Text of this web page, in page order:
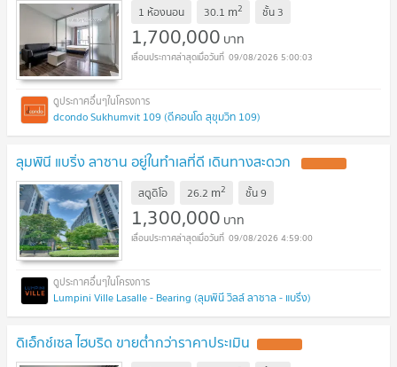
1 ห้องนอน 30.1 m2 ชั้น 3
1,700,000 บาท
09/08/2026 5:00:03
dcondo Sukhumvit 109 (ดีคอนโด สุขุมวิท 109)
ลุมพินี แบริ่ง ลาซาน อยู่ในทำเลที่ดี เดินทางสะดวก
สตูดิโอ 26.2 m2 ชั้น9
1,300,000 บาท
09/08/2026 4:59:00
Lumpini Ville Lasalle - Bearing (ลุมพินี วิลล์ ลาซาล - แบริ่ง)
ดิเอ็กช์เซล ไฮบริด ขายต่ำกว่าราคาประเมิน